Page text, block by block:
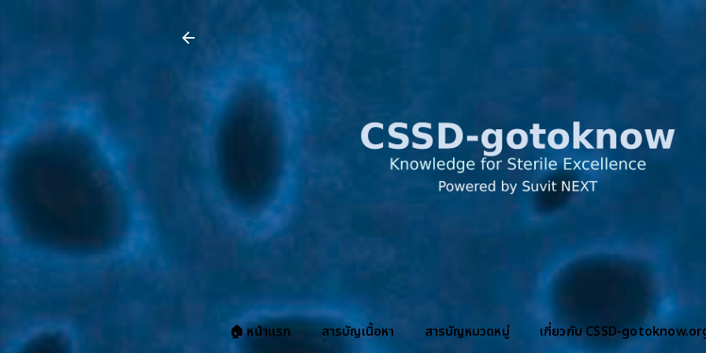
🏠 หน้าแรก สารบัญเนื้อหา สารบัญหมวดหมู่ เกี่ยวกับ CSSD-